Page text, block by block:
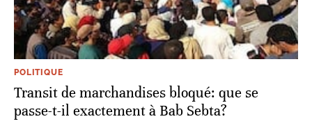
POLITIQUE
Transit de marchandises bloqué: que se
passe-t-il exactement à Bab Sebta?